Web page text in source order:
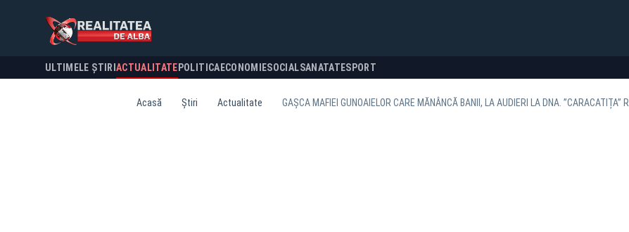
ULTIMELE ȘTIRI ACTUALITATE POLITICA ECONOMIESOCIALSANATATESPORT
Acasă Știri Actualitate